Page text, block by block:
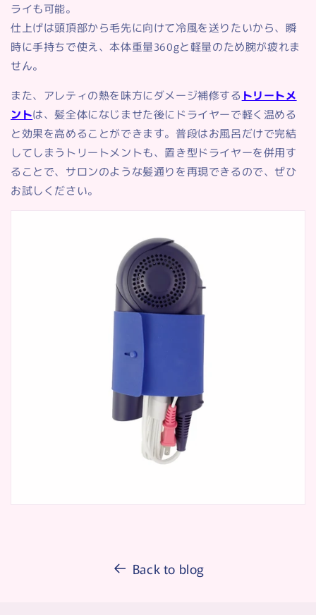
ライも可能。
仕上げは頭頂部から毛先に向けて冷風を送りたいから、瞬
時に手持ちで使え、本体重量360gと軽量のため腕が疲れま
せん。
また、アレティの熱を味方にダメージ補修する トリートメ
ントは、髪全体になじませた後にドライヤーで軽く温める
と効果を高めることができます。普段はお風呂だけで完結
してしまうトリートメントも、置き型ドライヤーを併用す
ることで、サロンのような髪通りを再現できるので、ぜひ
お試しください。
Back to blog